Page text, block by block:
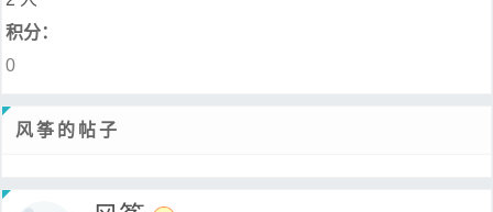
积分：
0
风筝的帖子